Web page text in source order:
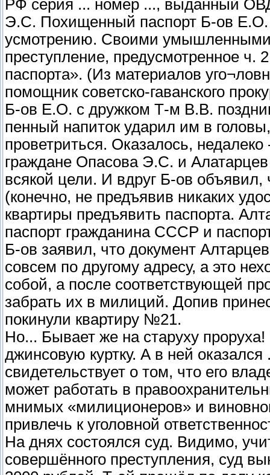
РФ серия ... номер ..., выданный
Э.С. Похищенный паспорт Б-ов Е.О.
усмотрению. Своими
преступление, предусмотренное
паспорта». (Из материалов
помощник советско-гаванского
Б-ов Е.О. с дружком Т-м В.В.
пенный напиток ударил им в
проветриться. Оказалось,
граждане Опасова Э.С. и
всякой цели. И вдруг Б-ов объявил,
(конечно, не предъявив никаких
квартиры предъявить паспорта.
паспорт гражданина СССР и
Б-ов заявил, что документ
совсем по другому адресу, а это
собой, а после соответствующей
забрать их в милиций. Допив
покинули квартиру №21.
Но... Бывает же на старуху
джинсовую куртку. А в ней
свидетельствует о том, что его
может работать в
мнимых «милиционеров» и
привлечь к уголовной
На днях состоялся суд. Видимо,
совершённого преступления, суд